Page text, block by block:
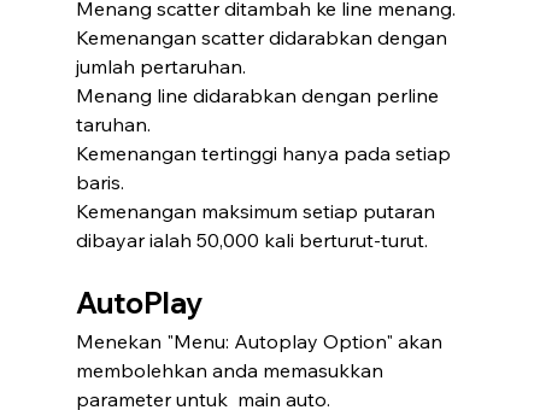
Menang scatter ditambah ke line menang.
Kemenangan scatter didarabkan dengan
jumlah pertaruhan.
Menang line didarabkan dengan perline
taruhan.
Kemenangan tertinggi hanya pada setiap
baris.
Kemenangan maksimum setiap putaran
dibayar ialah 50,000 kali berturut-turut.
AutoPlay
Menekan "Menu: Autoplay Option" akan
membolehkan anda memasukkan
parameter untuk  main auto.